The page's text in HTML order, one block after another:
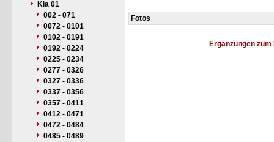
Kla 01
002 - 071
0072 - 0101
0102 - 0191
0192 - 0224
0225 - 0234
0277 - 0326
0327 - 0336
0337 - 0356
0357 - 0411
0412 - 0471
0472 - 0484
0485 - 0489
Fotos
Ergänzungen